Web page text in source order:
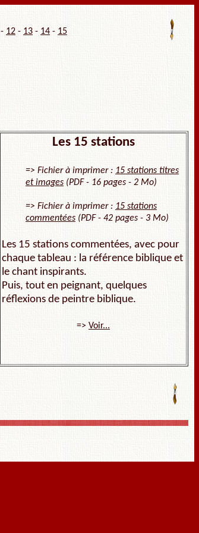
- 12 - 13 - 14 - 15
Les 15 stations
=> Fichier à imprimer : 15 stations titres
et images (PDF - 16 pages - 2 Mo)
=> Fichier à imprimer : 15 stations
commentées (PDF - 42 pages - 3 Mo)
Les 15 stations commentées, avec pour
chaque tableau : la référence biblique et
le chant inspirants.
Puis, tout en peignant, quelques
réflexions de peintre biblique.
=> Voir...